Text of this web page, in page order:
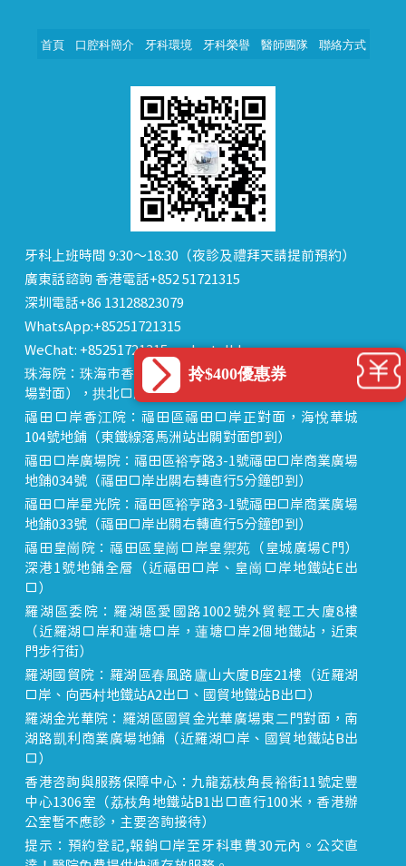
首頁 口腔科簡介 牙科環境 牙科榮譽 醫師團隊 聯絡方式
牙科上班時間 9:30～18:30（夜診及禮拜天請提前預約）
廣東話諮詢 香港電話+852 51721315
深圳電話+86 13128823079
WhatsApp:+85251721315
WeChat: +85251721315 or dentalhk
珠海院：珠海市香洲區 拱北中建商業大廈 15樓（迎賓廣
場對面），拱北口岸步行8分鐘直達
福田口岸香江院：福田區福田口岸正對面，海悅華城
104號地鋪（東鐵線落馬洲站出關對面即到）
福田口岸廣場院：福田區裕亨路3-1號福田口岸商業廣場
地鋪034號（福田口岸出關右轉直行5分鐘即到）
福田口岸星光院：福田區裕亨路3-1號福田口岸商業廣場
地鋪033號（福田口岸出關右轉直行5分鐘即到）
福田皇崗院：福田區皇崗口岸皇禦苑（皇城廣場C門）
深港1號地鋪全層（近福田口岸、皇崗口岸地鐵站E出
口）
羅湖區委院：羅湖區愛國路1002號外貿輕工大廈8樓
（近羅湖口岸和蓮塘口岸，蓮塘口岸2個地鐵站，近東
門步行街）
羅湖國貿院：羅湖區春風路廬山大廈B座21樓（近羅湖
口岸、向西村地鐵站A2出口、國貿地鐵站B出口）
羅湖金光華院：羅湖區國貿金光華廣場東二門對面，南
湖路凱利商業廣場地鋪（近羅湖口岸、國貿地鐵站B出
口）
香港咨詢與服務保障中心：九龍荔枝角長裕街11號定豐
中心1306室（荔枝角地鐵站B1出口直行100米，香港辦
公室暫不應診，主要咨詢接待）
提示：預約登記,報銷口岸至牙科車費30元內。公交直
拎$400優惠券